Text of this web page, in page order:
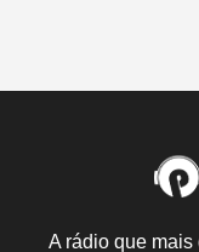
A rádio que